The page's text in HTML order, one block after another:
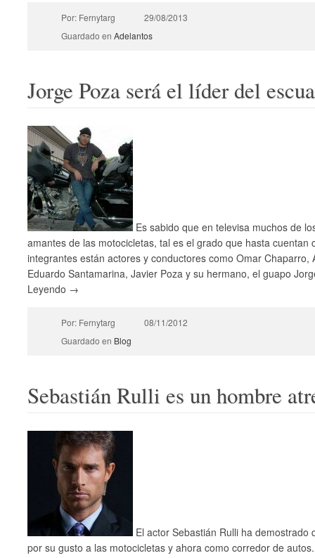
Por: Fernytarg
29/08/2013
Guardado en Adelantos
Jorge Poza será el líder del
Es sabido que en televisa muchos de
amantes de las motocicletas, tal es el grado que hasta cuentan
integrantes están actores y conductores como Omar Chaparro,
Eduardo Santamarina, Javier Poza y su hermano, el guapo
Leyendo →
Por: Fernytarg
08/11/2012
Guardado en Blog
Sebastián Rulli es un hombre
El actor Sebastián Rulli ha
por su gusto a las motocicletas y ahora como corredor de